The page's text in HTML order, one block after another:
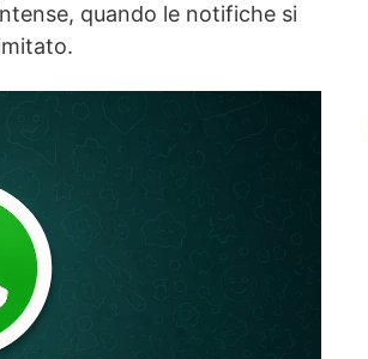
quando le notifiche si